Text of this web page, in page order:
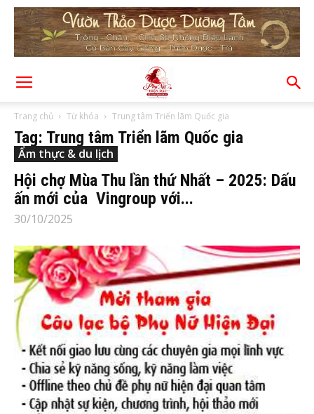
Trang chủ Từ khóa Trung tâm Triển lãm Quốc gia
Tag: Trung tâm Triển lãm Quốc gia
Ẩm thực & du lịch
Hội chợ Mùa Thu lần thứ Nhất – 2025: Dấu
ấn mới của Vingroup với...
30/10/2025